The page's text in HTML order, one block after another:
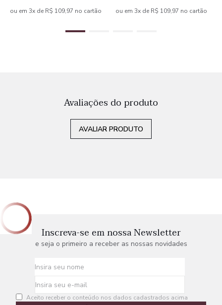
ou em 3x de R$ 109,97 no cartão ou em 3x de R$ 109,97 no cartão
Avaliações do produto
AVALIAR PRODUTO
Inscreva-se em nossa Newsletter
e seja o primeiro a receber as nossas novidades
Aceito receber o conteúdo nos dados cadastrados acima